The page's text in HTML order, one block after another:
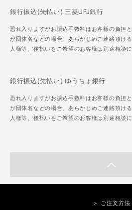
銀行振込(先払い) 三菱UFJ銀行
恐れ入りますがお振込手数料はお客様の負担
が団体名などの場合、あらかじめご連絡頂け
人様等、後払いをご希望のお客様は別途相談
銀行振込(先払い) ゆうちょ銀行
恐れ入りますがお振込手数料はお客様の負担
が団体名などの場合、あらかじめご連絡頂け
人様等、後払いをご希望のお客様は別途相談
＞ ご注文方法